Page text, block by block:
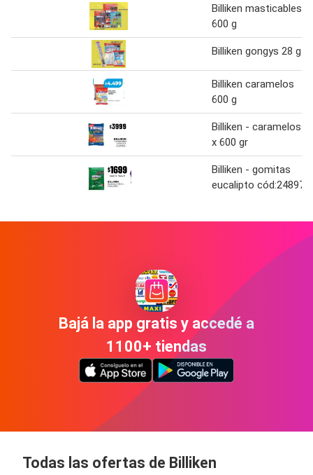
Billiken masticables
600 g
Billiken gongys 28 g
Billiken caramelos
600 g
Billiken - caramelos
x 600 gr
Billiken - gomitas
eucalipto cód:24897
Bajá la app gratis y accedé a
1100+ tiendas
Todas las ofertas de Billiken